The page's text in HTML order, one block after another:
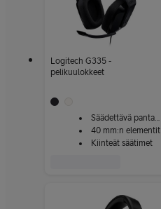
Logitech G335 -
pelikuulokkeet
Säädettävä pantaosa
40 mm:n elementit
Kiinteät säätimet